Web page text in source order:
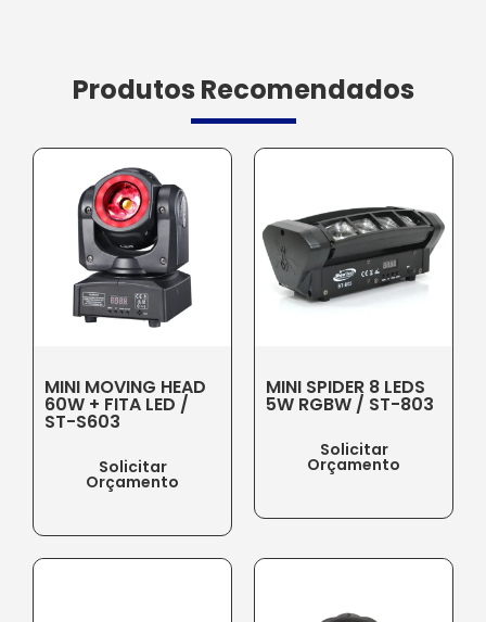
Produtos Recomendados
MINI MOVING HEAD
60W + FITA LED /
ST-S603
Solicitar
Orçamento
MINI SPIDER 8 LEDS
5W RGBW / ST-803
Solicitar
Orçamento